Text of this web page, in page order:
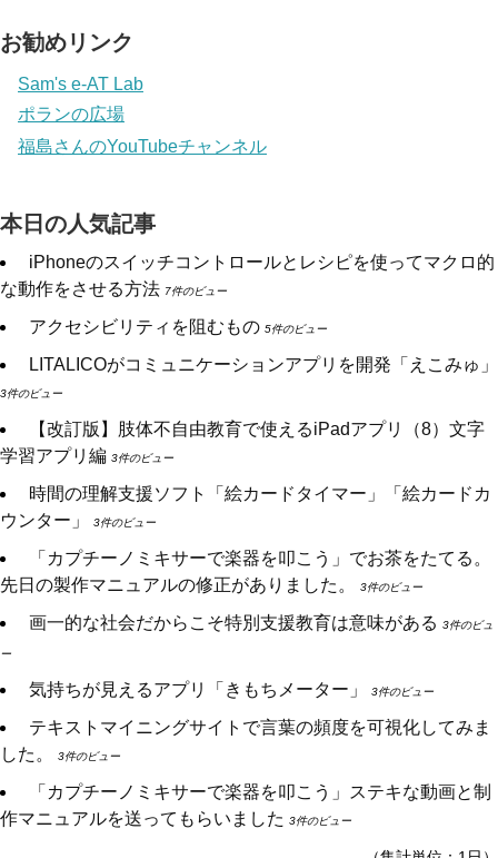
お勧めリンク
Sam's e-AT Lab
ポランの広場
福島さんのYouTubeチャンネル
本日の人気記事
iPhoneのスイッチコントロールとレシピを使ってマクロ的
な動作をさせる方法 7件のビュー
アクセシビリティを阻むもの 5件のビュー
LITALICOがコミュニケーションアプリを開発「えこみゅ」
3件のビュー
【改訂版】肢体不自由教育で使えるiPadアプリ（8）文字
学習アプリ編 3件のビュー
時間の理解支援ソフト「絵カードタイマー」「絵カードカ
ウンター」
3件のビュー
「カプチーノミキサーで楽器を叩こう」でお茶をたてる。
先日の製作マニュアルの修正がありました。
3件のビュー
画一的な社会だからこそ特別支援教育は意味がある 3件のビュ
ー
気持ちが見えるアプリ「きもちメーター」 3件のビュー
テキストマイニングサイトで言葉の頻度を可視化してみま
した。
3件のビュー
「カプチーノミキサーで楽器を叩こう」ステキな動画と制
作マニュアルを送ってもらいました 3件のビュー